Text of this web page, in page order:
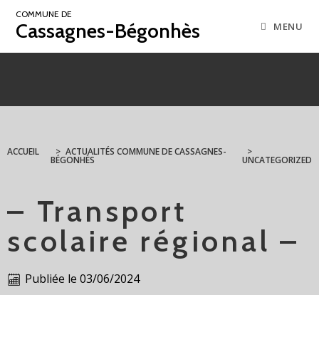
COMMUNE DE
Cassagnes-Bégonhès MENU
ACCUEIL > ACTUALITÉS COMMUNE DE CASSAGNES-
BÉGONHÈS
>
UNCATEGORIZED
– Transport
scolaire régional –
Publiée le 03/06/2024